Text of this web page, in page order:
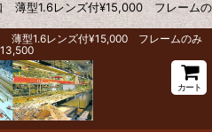
型1.6レンズ付¥15,000 フレームの
型1.6レンズ付¥15,000 フレームのみ
カート